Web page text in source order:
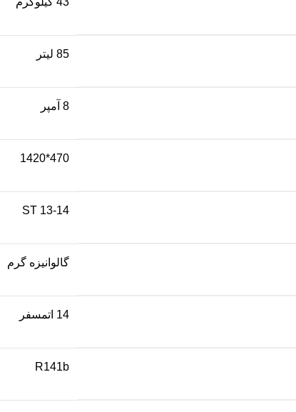
85 لیتر
8 آمپر
470*1420
ST 13-14
گالوانیزه گرم
14 اتمسفر
R141b